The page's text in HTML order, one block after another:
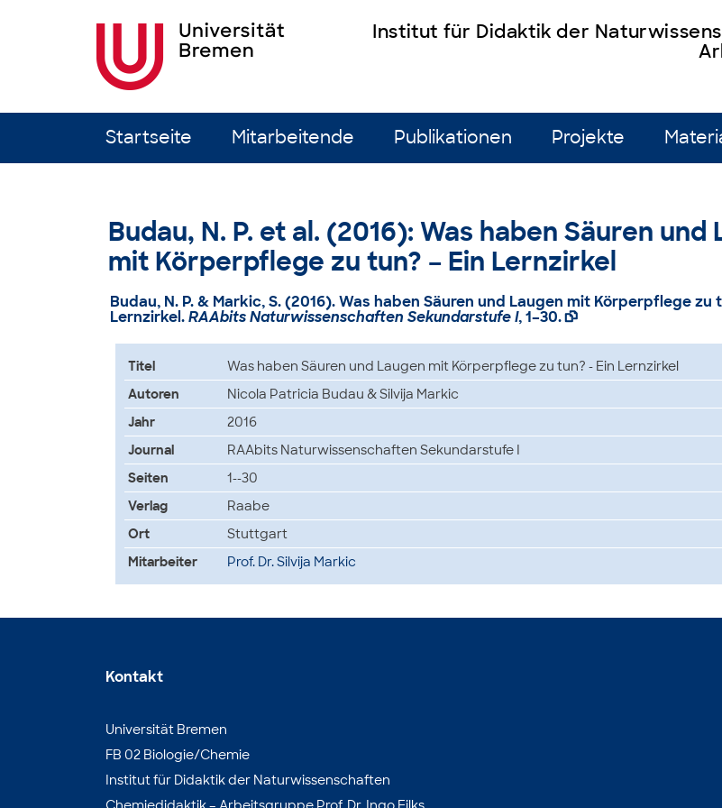
Institut für Didaktik der
Startseite Mitarbeitende Publikationen Projekte
Budau, N. P. et al. (2016): Was haben Säuren und
mit Körperpflege zu tun? – Ein Lernzirkel
Budau, N. P. & Markic, S. (2016). Was haben Säuren und Laugen mit Körperpflege zu
Lernzirkel.RAAbits Naturwissenschaften Sekundarstufe I, 1–30. 
Titel
Was haben Säuren und Laugen mit Körperpflege zu tun? - Ein Lernzirkel
Autoren
Nicola Patricia Budau & Silvija Markic
Jahr
2016
Journal
RAAbits Naturwissenschaften Sekundarstufe I
Seiten
1--30
Verlag
Raabe
Ort
Stuttgart
Mitarbeiter
Prof. Dr. Silvija Markic
Kontakt
Universität Bremen
FB 02 Biologie/Chemie
Institut für Didaktik der Naturwissenschaften